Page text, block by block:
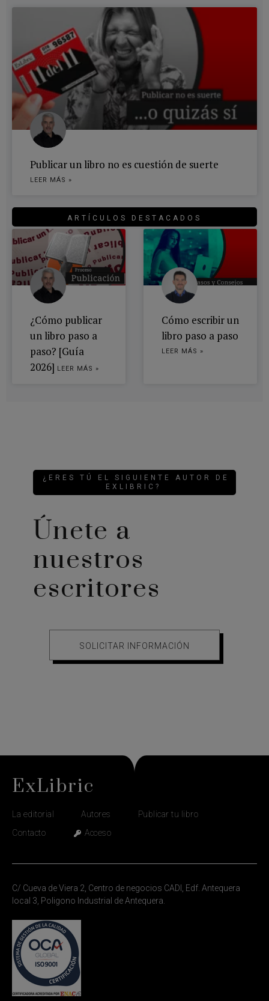
Publicar un libro no es cuestión de suerte
LEER MÁS »
ARTÍCULOS DESTACADOS
¿Cómo publicar
un libro paso a
paso? [Guía
2026] LEER MÁS »
Cómo escribir un
libro paso a paso
LEER MÁS »
¿ERES TÚ EL SIGUIENTE AUTOR DE
EXLIBRIC?
Únete a
nuestros
escritores
SOLICITAR INFORMACIÓN
ExLibric
La editorial Autores
Publicar tu libro
Contacto
Acceso
C/ Cueva de Viera 2, Centro de negocios CADI, Edf. Antequera
local 3, Poligono Industrial de Antequera.